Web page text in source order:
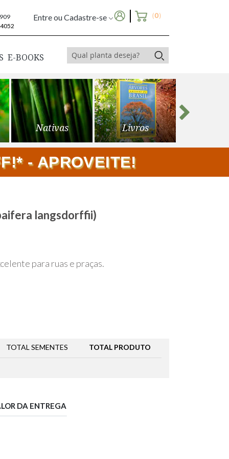
Entre ou Cadastre-se (0)
E-BOOKS
Nativas Livros
- APROVEITE!
langsdorffii)
para ruas e praças.
DA ENTREGA
TOTAL SEMENTES TOTAL PRODUTO